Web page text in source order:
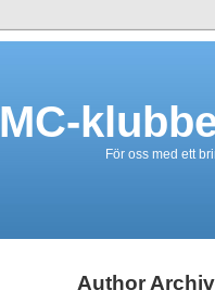
MC-
För oss med ett
Author